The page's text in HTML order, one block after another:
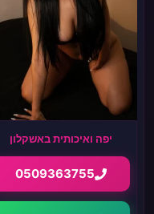
יפה ואיכותית באשקלון
0509363755